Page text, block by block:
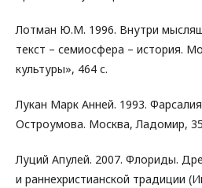
Лотман Ю.М. 1996. Внутри
текст – семиосфера – история.
культуры», 464 с.
Лукан Марк Анней. 1993.
Остроумова. Москва, Ладомир,
Луций Апулей. 2007. Флориды.
и раннехристианской традиции